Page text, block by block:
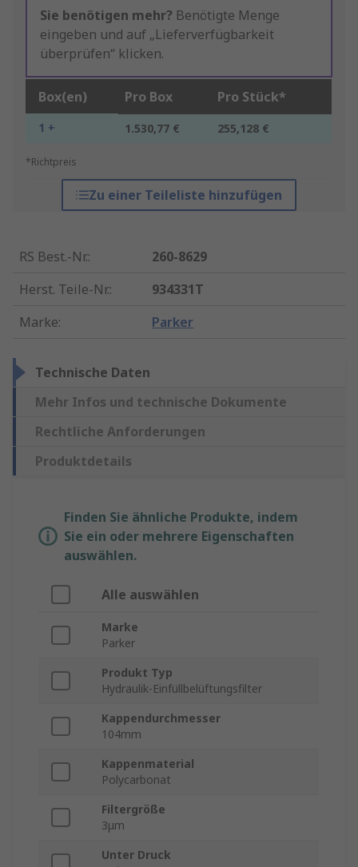
Sie benötigen mehr? Benötigte Menge
eingeben und auf „Lieferverfügbarkeit
überprüfen“ klicken.
Box(en) Pro Box Pro Stück*
1 + 1.530,77 € 255,128 €
*Richtpreis
Zu einer Teileliste hinzufügen
RS Best.-Nr.:
260-8629
Herst. Teile-Nr.:
934331T
Marke: Parker
Technische Daten
Mehr Infos und technische Dokumente
Rechtliche Anforderungen
Produktdetails
Finden Sie ähnliche Produkte, indem
Sie ein oder mehrere Eigenschaften
auswählen.
Alle auswählen
Marke
Parker
Produkt Typ
Hydraulik-Einfüllbelüftungsfilter
Kappendurchmesser
104mm
Kappenmaterial
Polycarbonat
Filtergröße
3μm
Unter Druck